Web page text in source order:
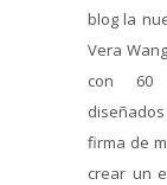
blog la
Vera
con 60
firma de
crear un